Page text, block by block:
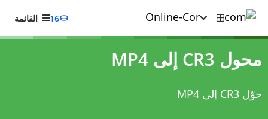
16 القائمة
محول CR3 إلى MP4
حوّل CR3 إلى MP4